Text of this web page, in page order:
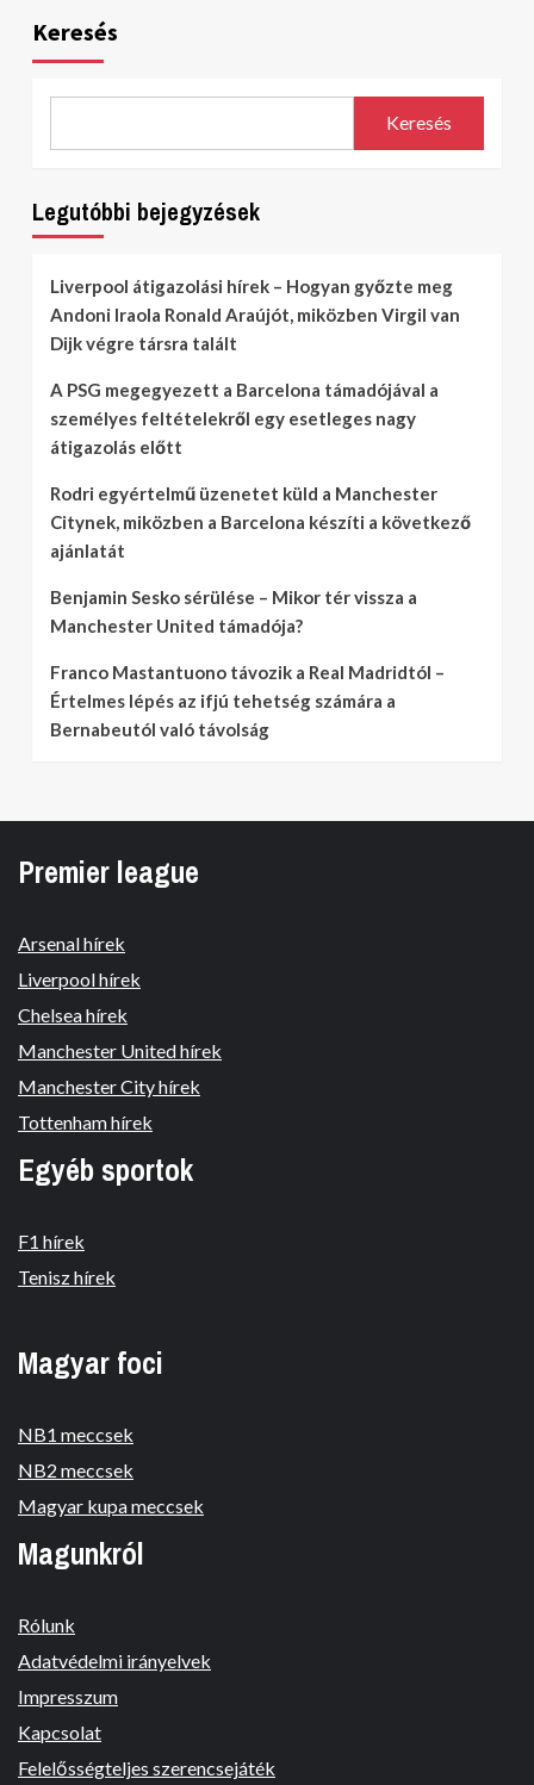
Keresés
Keresés
Legutóbbi bejegyzések
Liverpool átigazolási hírek – Hogyan győzte meg
Andoni Iraola Ronald Araújót, miközben Virgil van
Dijk végre társra talált
A PSG megegyezett a Barcelona támadójával a
személyes feltételekről egy esetleges nagy
átigazolás előtt
Rodri egyértelmű üzenetet küld a Manchester
Citynek, miközben a Barcelona készíti a következő
ajánlatát
Benjamin Sesko sérülése – Mikor tér vissza a
Manchester United támadója?
Franco Mastantuono távozik a Real Madridtól –
Értelmes lépés az ifjú tehetség számára a
Bernabeutól való távolság
Premier league
Arsenal hírek
Liverpool hírek
Chelsea hírek
Manchester United hírek
Manchester City hírek
Tottenham hírek
Egyéb sportok
F1 hírek
Tenisz hírek
Magyar foci
NB1 meccsek
NB2 meccsek
Magyar kupa meccsek
Magunkról
Rólunk
Adatvédelmi irányelvek
Impresszum
Kapcsolat
Felelősségteljes szerencsejáték